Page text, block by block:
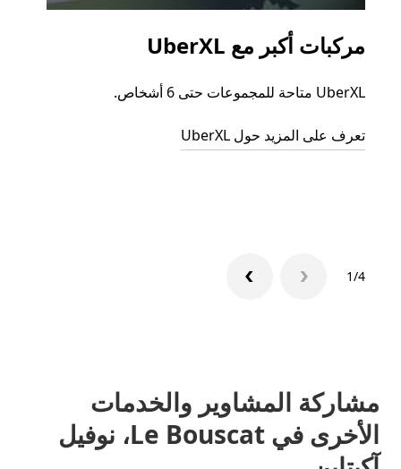
مركبات أكبر مع UberXL
UberXL متاحة للمجموعات حتى 6 أشخاص.
تعرف على المزيد حول UberXL
1/4
مشاركة المشاوير والخدمات
الأخرى في Le Bouscat، نوفيل